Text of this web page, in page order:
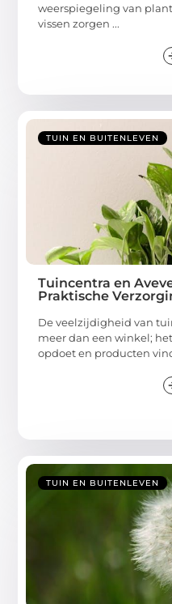
weerspiegeling van
vissen zorgen ...
TUIN EN BUITENLEVEN
Tuincentra en
Praktische
De veelzijdigheid van
meer dan een winkel;
opdoet en producten
TUIN EN BUITENLEVEN